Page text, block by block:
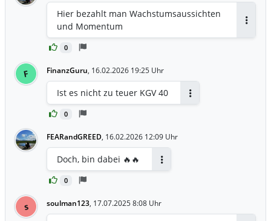
0
Hier bezahlt man Wachstumsaussichten
und Momentum
F FinanzGuru, 16.02.2026 19:25 Uhr
0
Ist es nicht zu teuer KGV 40
FEARandGREED, 16.02.2026 12:09 Uhr
0
Doch, bin dabei 🔥🔥
s soulman123, 17.07.2025 8:08 Uhr